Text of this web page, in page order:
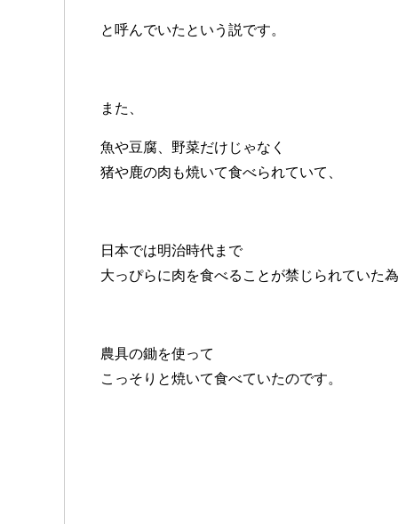
と呼んでいたという説です。
また、
魚や豆腐、野菜だけじゃなく
猪や鹿の肉も焼いて食べられていて、
日本では明治時代まで
大っぴらに肉を食べることが禁じられていた
農具の鋤を使って
こっそりと焼いて食べていたのです。